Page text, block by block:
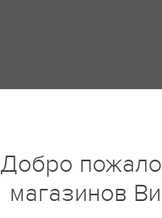
Добро
магазинов